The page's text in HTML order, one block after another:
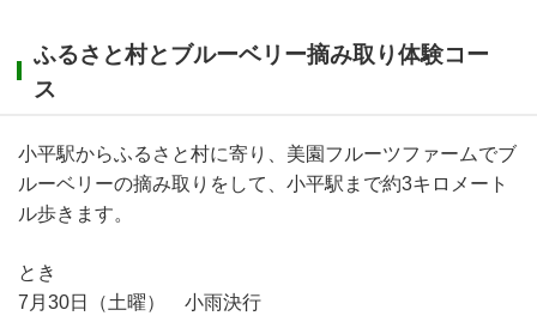
ふるさと村とブルーベリー摘み取り体験コー
ス
小平駅からふるさと村に寄り、美園フルーツファームでブ
ルーベリーの摘み取りをして、小平駅まで約3キロメート
ル歩きます。
とき
7月30日（土曜） 小雨決行